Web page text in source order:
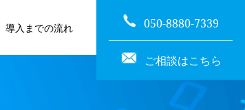
導入までの流れ 050-8880-7339
ご相談はこちら